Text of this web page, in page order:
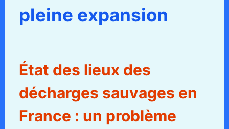
pleine expansion
État des lieux des
décharges sauvages en
France : un problème